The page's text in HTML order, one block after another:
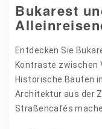
Bukarest
Entdecken Sie
Kontraste zwischen
Historische Bauten
Architektur aus der
Straßencafés